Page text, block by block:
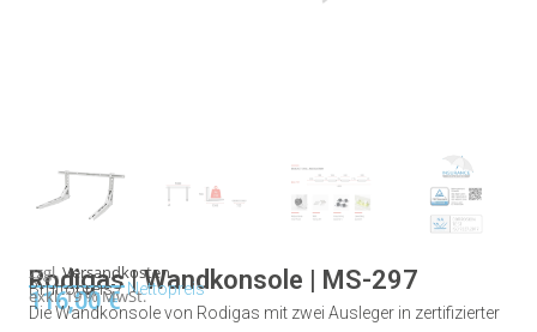
Rodigas | Wandkonsole | MS-297
Bruttopreis / Nettopreis
116,00€
exkl. 19 % MwSt.
zzgl.Versandkosten
Die Wandkonsole von Rodigas mit zwei Ausleger in zertifizierter